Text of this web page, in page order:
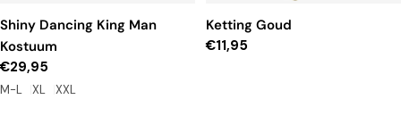
Shiny Dancing King Man
Kostuum
Reguliere
prijs
€29,95
M-L XL XXL
Ketting Goud
Reguliere
€11,95